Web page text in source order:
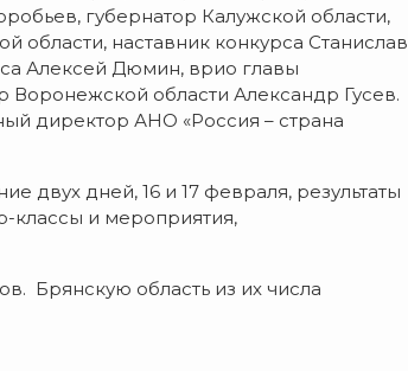
губернатор Калужской области,
области, наставник конкурса Станислав
Алексей Дюмин, врио главы
области Александр Гусев.
директор АНО «Россия – страна
двух дней, 16 и 17 февраля, результаты
классы и мероприятия,
Брянскую область из их числа